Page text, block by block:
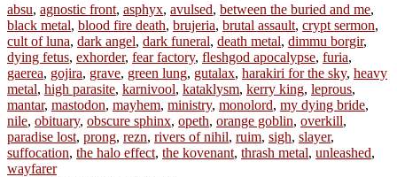
absu, agnostic front, asphyx, avulsed, between the buried and me,
black metal, blood fire death, brujeria, brutal assault, crypt sermon,
cult of luna, dark angel, dark funeral, death metal, dimmu borgir,
dying fetus, exhorder, fear factory, fleshgod apocalypse, furia,
gaerea, gojira, grave, green lung, gutalax, harakiri for the sky, heavy
metal, high parasite, karnivool, kataklysm, kerry king, leprous,
mantar, mastodon, mayhem, ministry, monolord, my dying bride,
nile, obituary, obscure sphinx, opeth, orange goblin, overkill,
paradise lost, prong, rezn, rivers of nihil, ruim, sigh, slayer,
suffocation, the halo effect, the kovenant, thrash metal, unleashed,
wayfarer